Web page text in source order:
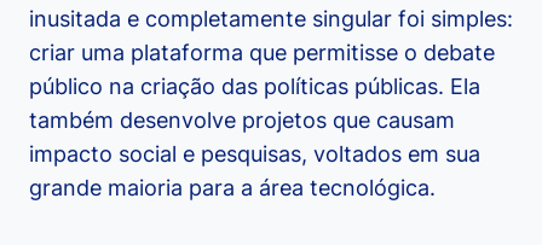
inusitada e completamente singular foi simples:
criar uma plataforma que permitisse o debate
público na criação das políticas públicas. Ela
também desenvolve projetos que causam
impacto social e pesquisas, voltados em sua
grande maioria para a área tecnológica.